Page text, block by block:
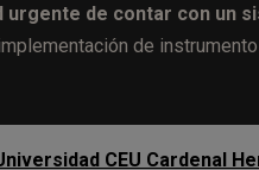
urgente de contar con un
de
CEU Cardenal